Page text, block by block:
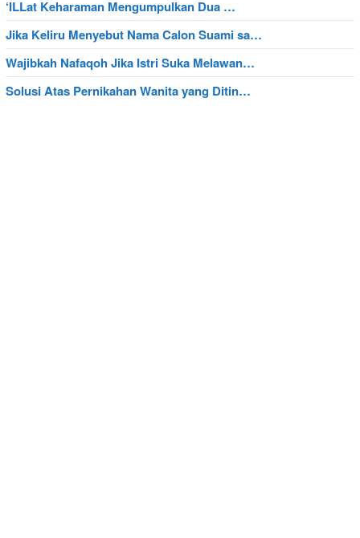
‘ILLat Keharaman Mengumpulkan Dua …
Jika Keliru Menyebut Nama Calon Suami sa…
Wajibkah Nafaqoh Jika Istri Suka Melawan…
Solusi Atas Pernikahan Wanita yang Ditin…